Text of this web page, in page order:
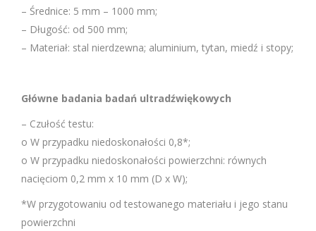
– Średnice: 5 mm – 1000 mm;
– Długość: od 500 mm;
– Materiał: stal nierdzewna; aluminium, tytan, miedź i stopy;
Główne badania badań ultradźwiękowych
– Czułość testu:
o W przypadku niedoskonałości 0,8*;
o W przypadku niedoskonałości powierzchni: równych
nacięciom 0,2 mm x 10 mm (D x W);
*W przygotowaniu od testowanego materiału i jego stanu
powierzchni